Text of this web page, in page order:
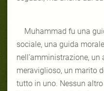
Muhammad fu una
sociale, una guida
nell’amministrazione,
meraviglioso, un marito
tutto in uno. Nessun